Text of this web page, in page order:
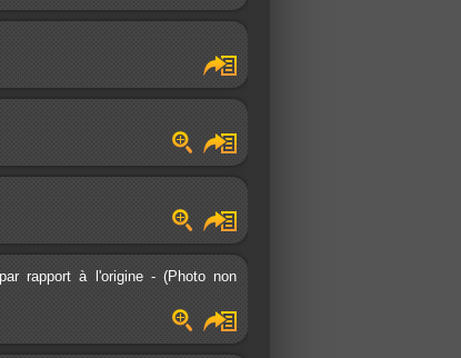
rapport à l'origine - (Photo non